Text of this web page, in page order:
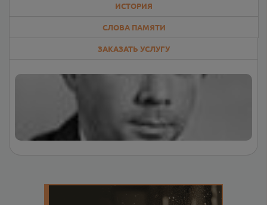
ИСТОРИЯ
СЛОВА ПАМЯТИ
ЗАКАЗАТЬ УСЛУГУ